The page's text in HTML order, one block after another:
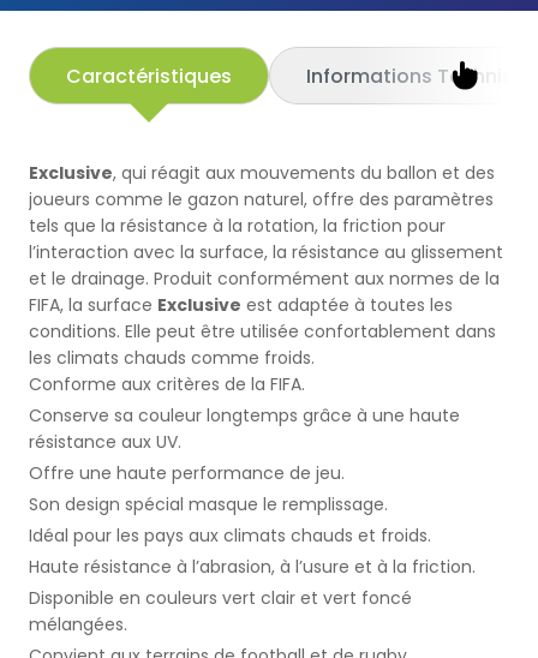
Tribune en Acier
Terrains de Volley-ball
Terrains de Handball
Terrains Polyvalents
Terrains de Hockey
Terrains de Baseball
Terrains de Rugby
Terrains de Badminton
Gazon Hybride
Caractéristiques Informations
Exclusive, qui réagit aux mouvements du ballon et des
joueurs comme le gazon naturel, offre des paramètres
tels que la résistance à la rotation, la friction pour
l’interaction avec la surface, la résistance au glissement
et le drainage. Produit conformément aux normes de la
FIFA, la surface Exclusive est adaptée à toutes les
conditions. Elle peut être utilisée confortablement dans
les climats chauds comme froids.
Conforme aux critères de la FIFA.
Conserve sa couleur longtemps grâce à une haute
résistance aux UV.
Offre une haute performance de jeu.
Son design spécial masque le remplissage.
Idéal pour les pays aux climats chauds et froids.
Haute résistance à l’abrasion, à l’usure et à la friction.
Disponible en couleurs vert clair et vert foncé
mélangées.